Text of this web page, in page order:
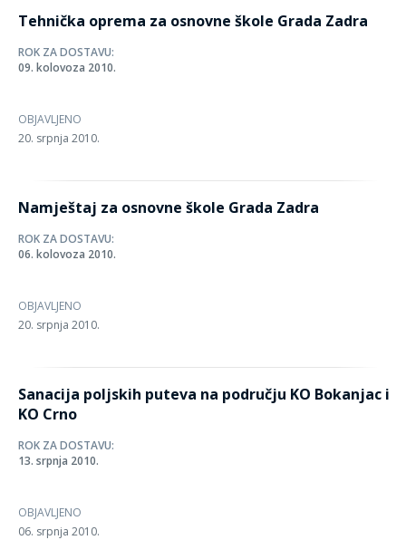
Tehnička oprema za osnovne škole Grada Zadra
ROK ZA DOSTAVU:
09. kolovoza 2010.
OBJAVLJENO
20. srpnja 2010.
Namještaj za osnovne škole Grada Zadra
ROK ZA DOSTAVU:
06. kolovoza 2010.
OBJAVLJENO
20. srpnja 2010.
Sanacija poljskih puteva na području KO Bokanjac i
KO Crno
ROK ZA DOSTAVU:
13. srpnja 2010.
OBJAVLJENO
06. srpnja 2010.